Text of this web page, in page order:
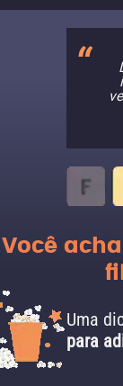
Você
Uma
para